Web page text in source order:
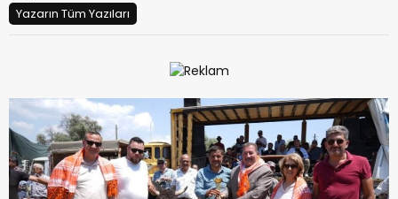
Yazarın Tüm Yazıları